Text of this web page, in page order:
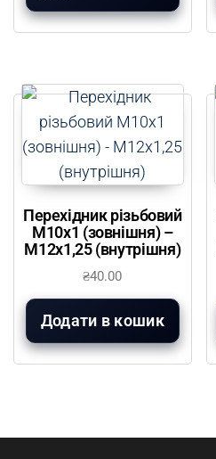
Перехідник різьбовий
М10х1 (зовнішня) –
М12х1,25 (внутрішня)
₴40.00
Додати в кошик